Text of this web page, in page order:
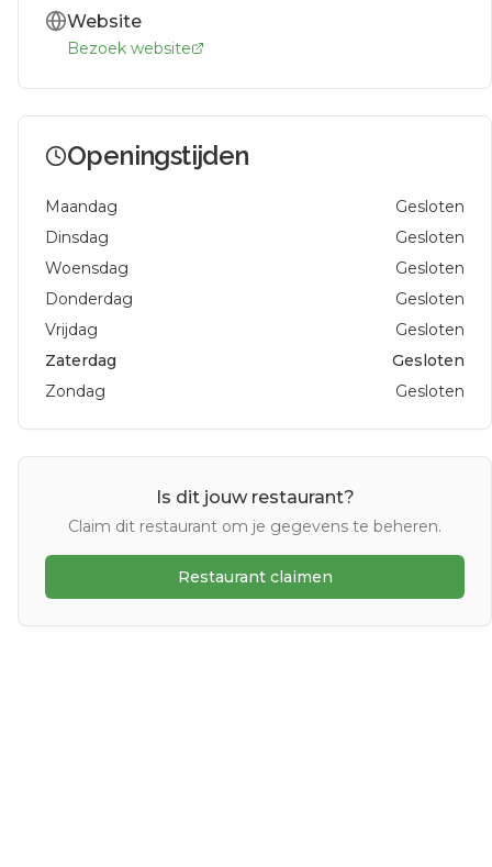
Website
Bezoek website
Openingstijden
Maandag
Gesloten
Dinsdag
Gesloten
Woensdag
Gesloten
Donderdag
Gesloten
Vrijdag
Gesloten
Zaterdag
Gesloten
Zondag
Gesloten
Is dit jouw restaurant?
Claim dit restaurant om je gegevens te beheren.
Restaurant claimen